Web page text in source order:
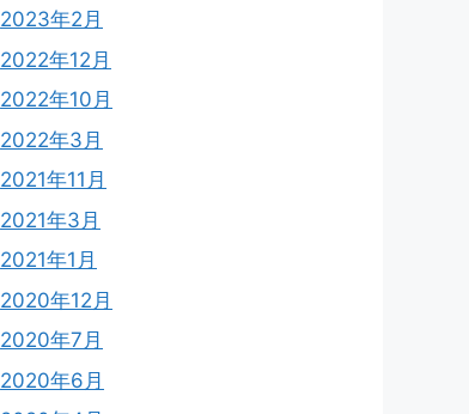
2023年2月
2022年12月
2022年10月
2022年3月
2021年11月
2021年3月
2021年1月
2020年12月
2020年7月
2020年6月